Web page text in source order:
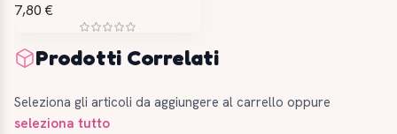
7,80 €
Prodotti Correlati
Seleziona gli articoli da aggiungere al carrello oppure
seleziona tutto